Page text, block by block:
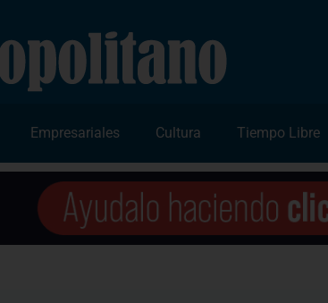
Empresariales Cultura Tiempo Libre